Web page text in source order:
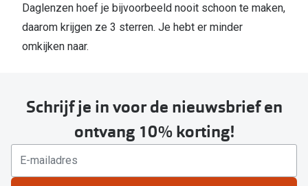
Daglenzen hoef je bijvoorbeeld nooit schoon te maken,
daarom krijgen ze 3 sterren. Je hebt er minder
omkijken naar.
Schrijf je in voor de nieuwsbrief en
ontvang 10% korting!